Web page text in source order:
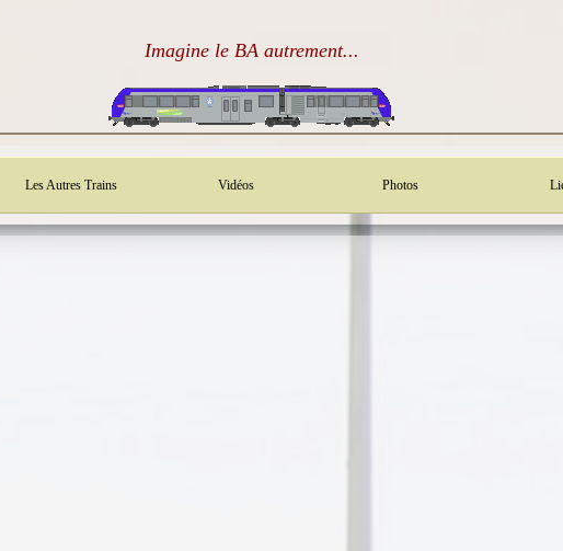
Imagine le BA autrement...
Les Autres Trains Vidéos Photos